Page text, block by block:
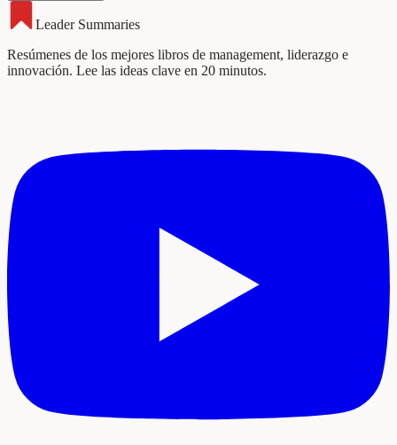
Leader Summaries
Resúmenes de los mejores libros de management, liderazgo e
innovación. Lee las ideas clave en 20 minutos.